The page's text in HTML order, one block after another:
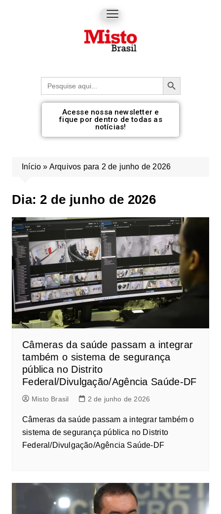
Procurar: Botão de pesquisa
Acesse nossa newsletter e
fique por dentro de todas as
notícias!
Início » Arquivos para 2 de junho de 2026
Dia:2 de junho de 2026
Câmeras da saúde passam a integrar
também o sistema de segurança
pública no Distrito
Federal/Divulgação/Agência Saúde-DF
Misto Brasil 2 de junho de 2026
Câmeras da saúde passam a integrar também o
sistema de segurança pública no Distrito
Federal/Divulgação/Agência Saúde-DF